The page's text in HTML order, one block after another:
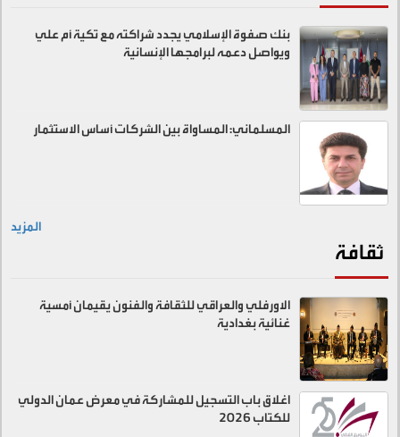
بنك صفوة الإسلامي يجدد شراكته مع تكية أم علي
ويواصل دعمه لبرامجها الإنسانية
المسلماني: المساواة بين الشركات أساس الاستثمار
المزيد
ثقافة
الاورفلي والعراقي للثقافة والفنون يقيمان أمسية
غنائية بغدادية
اغلاق باب التسجيل للمشاركة في معرض عمان الدولي
للكتاب 2026